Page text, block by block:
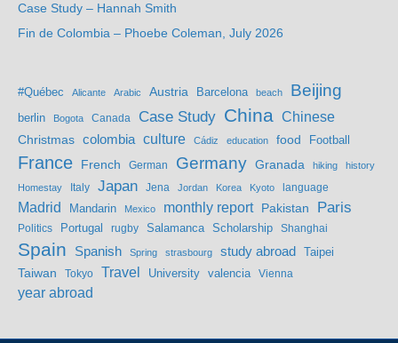
Case Study – Hannah Smith
Fin de Colombia – Phoebe Coleman, July 2026
#Québec Alicante Arabic Austria Barcelona beach Beijing
berlin Bogota Canada Case Study China Chinese
Christmas colombia culture Cádiz education food Football
France French German Germany Granada hiking history
Homestay Italy Japan Jena Jordan Korea Kyoto language
Madrid Mandarin Mexico monthly report Pakistan Paris
Politics Portugal rugby Salamanca Scholarship Shanghai
Spain Spanish Spring strasbourg study abroad Taipei
Taiwan
Tokyo Travel University valencia Vienna
year abroad